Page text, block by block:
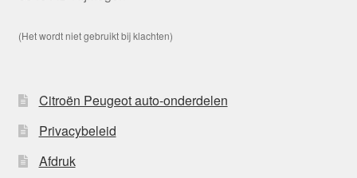
(Het wordt niet gebruikt bij klachten)
Citroën Peugeot auto-onderdelen
Privacybeleid
Afdruk